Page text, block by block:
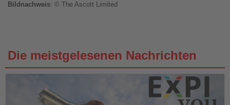
Bildnachweis: © The Ascott Limited
Die meistgelesenen Nachrichten